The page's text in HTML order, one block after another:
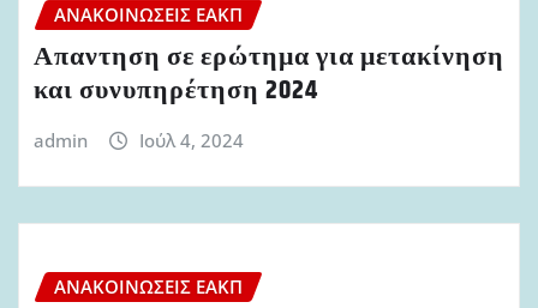
ΑΝΑΚΟΙΝΏΣΕΙΣ ΕΑΚΠ
Απαντηση σε ερώτημα για μετακίνηση
και συνυπηρέτηση 2024
admin Ιούλ 4, 2024
ΑΝΑΚΟΙΝΏΣΕΙΣ ΕΑΚΠ